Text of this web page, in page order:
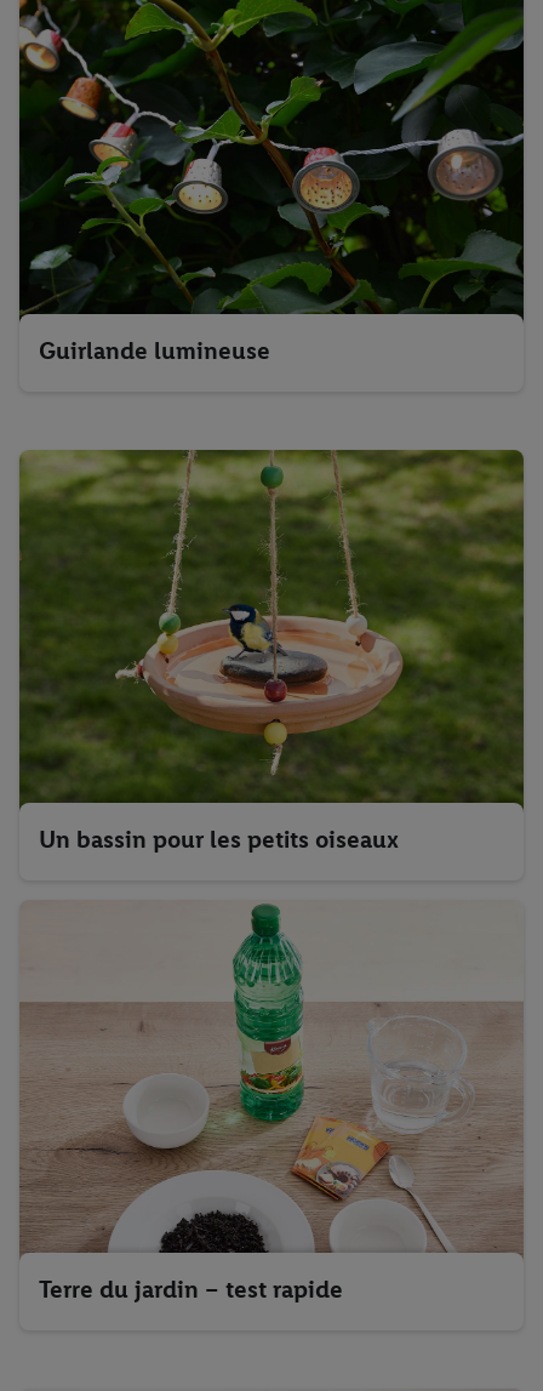
Guirlande lumineuse
Un bassin pour les petits oiseaux
Terre du jardin – test rapide